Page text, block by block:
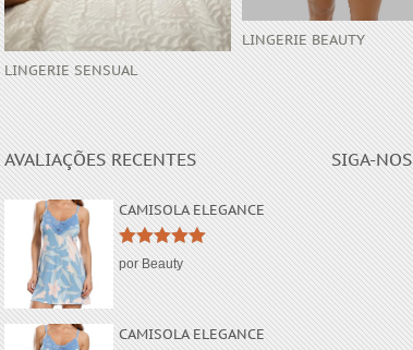
LINGERIE SENSUAL
LINGERIE BEAUTY
AVALIAÇÕES RECENTES
CAMISOLA ELEGANCE
Avaliação5
de 5
por Beauty
CAMISOLA ELEGANCE
SIGA-NOS